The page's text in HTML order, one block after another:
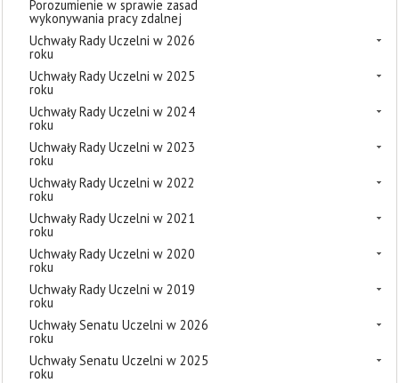
Porozumienie w sprawie zasad
wykonywania pracy zdalnej
Uchwały Rady Uczelni w 2026
roku
Uchwały Rady Uczelni w 2025
roku
Uchwały Rady Uczelni w 2024
roku
Uchwały Rady Uczelni w 2023
roku
Uchwały Rady Uczelni w 2022
roku
Uchwały Rady Uczelni w 2021
roku
Uchwały Rady Uczelni w 2020
roku
Uchwały Rady Uczelni w 2019
roku
Uchwały Senatu Uczelni w 2026
roku
Uchwały Senatu Uczelni w 2025
roku